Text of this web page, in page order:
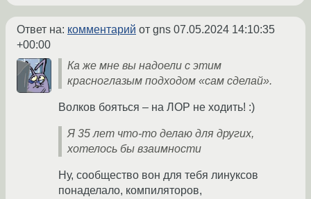
Ответ на: комментарий от gns 07.05.2024 14:10:35
+00:00
Ка же мне вы надоели с этим
красноглазым подходом «сам сделай».
Волков бояться – на ЛОР не ходить! :)
Я 35 лет что-то делаю для других,
хотелось бы взаимности
Ну, сообщество вон для тебя линуксов
понаделало, компиляторов,